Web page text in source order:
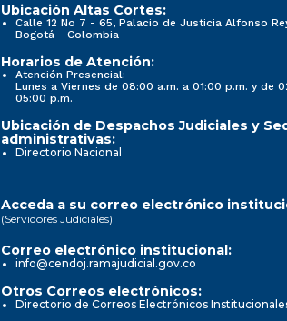
Ubicación Altas Cortes:
Calle 12 No 7 - 65, Palacio de Justicia Alfonso
Bogotá - Colombia
Horarios de Atención:
Atención Presencial:
Lunes a Viernes de 08:00 a.m. a 01:00 p.m. y de
05:00 p.m.
Ubicación de Despachos Judiciales y
administrativas:
Directorio Nacional
Acceda a su correo electrónico
(Servidores Judiciales)
Correo electrónico institucional:
info@cendoj.ramajudicial.gov.co
Otros Correos electrónicos:
Directorio de Correos Electrónicos